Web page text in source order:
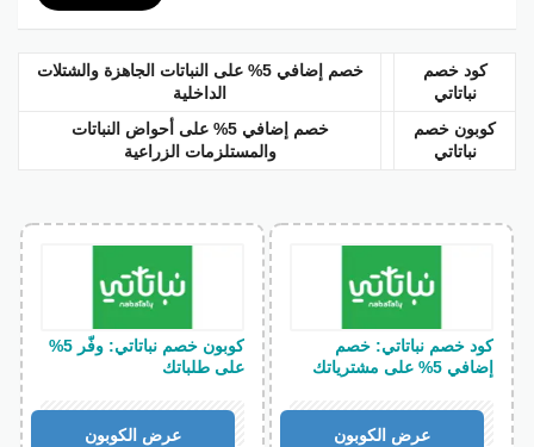
كود خصم
نباتاتي
خصم إضافي 5% على النباتات الجاهزة والشتلات
الداخلية
كوبون خصم
نباتاتي
خصم إضافي 5% على أحواض النباتات
والمستلزمات الزراعية
كود خصم نباتاتي: خصم
إضافي 5% على مشترياتك
عرض الكوبون
كوبون خصم نباتاتي: وفّر 5%
على طلباتك
عرض الكوبون